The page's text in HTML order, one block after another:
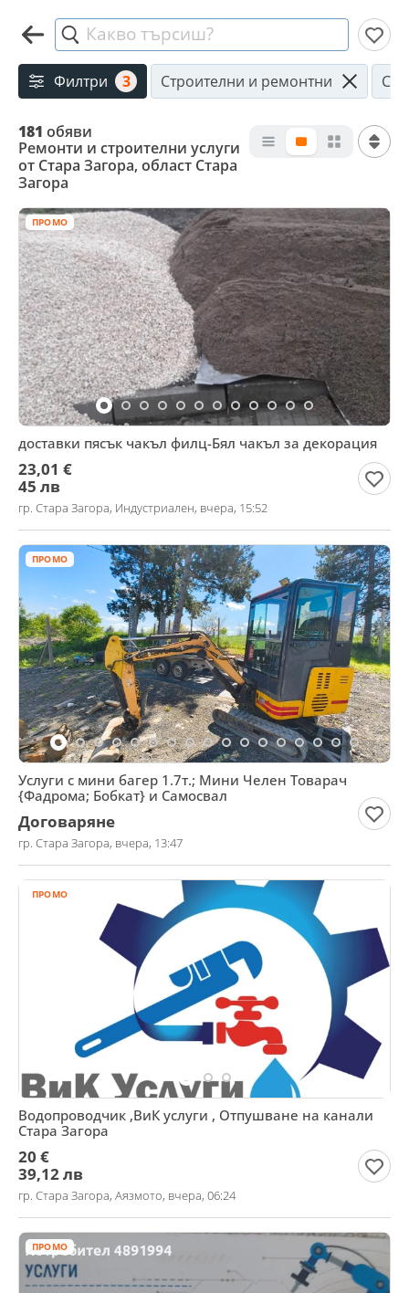
Какво търсиш?
Филтри 3 Строителни и ремонтни
181 обяви
Ремонти и строителни услуги
от Стара Загора, област Стара
Загора
ПРОМО
доставки пясък чакъл филц-Бял чакъл за декорация
23,01 €
45 лв
гр. Стара Загора, Индустриален, вчера, 15:52
ПРОМО
Услуги с мини багер 1.7т.; Мини Челен Товарач
{Фадрома; Бобкат} и Самосвал
Договаряне
гр. Стара Загора, вчера, 13:47
ПРОМО
Водопроводчик ,ВиК услуги , Отпушване на канали
Стара Загора
20 €
39,12 лв
гр. Стара Загора, Аязмото, вчера, 06:24
ПРОМО